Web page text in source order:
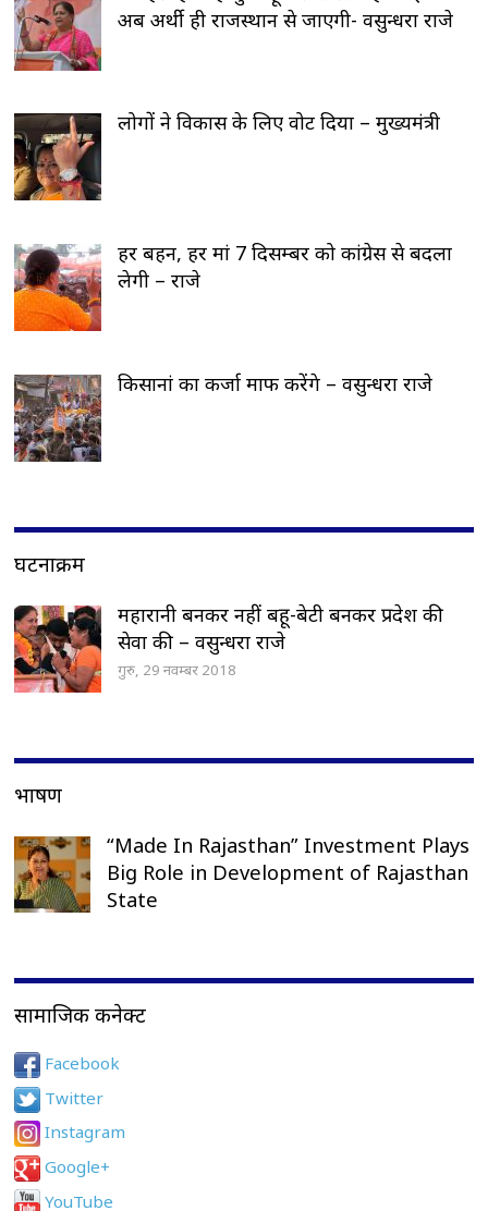
अब अर्थी ही राजस्थान से जाएगी- वसुन्धरा राजे
लोगों ने विकास के लिए वोट दिया – मुख्यमंत्री
हर बहन, हर मां 7 दिसम्बर को कांग्रेस से बदला
लेगी – राजे
किसानां का कर्जा माफ करेंगे – वसुन्धरा राजे
घटनाक्रम
महारानी बनकर नहीं बहू-बेटी बनकर प्रदेश की
सेवा की – वसुन्धरा राजे
गुरु, 29 नवम्बर 2018
भाषण
“Made In Rajasthan” Investment Plays
Big Role in Development of Rajasthan
State
सामाजिक कनेक्ट
Facebook
Twitter
Instagram
Google+
YouTube